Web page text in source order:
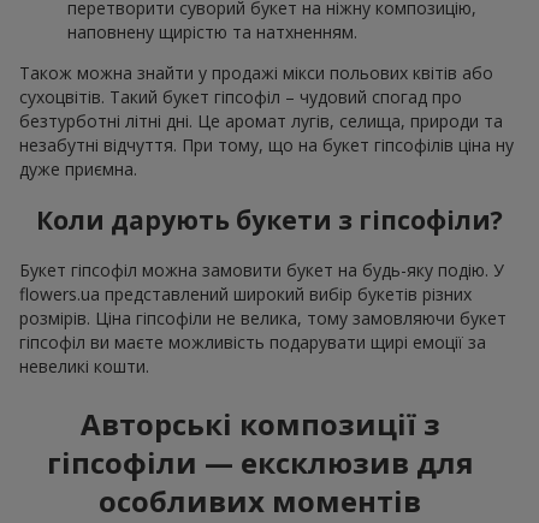
перетворити суворий букет на ніжну композицію,
наповнену щирістю та натхненням.
Також можна знайти у продажі мікси польових квітів або
сухоцвітів. Такий букет гіпсофіл – чудовий спогад про
безтурботні літні дні. Це аромат лугів, селища, природи та
незабутні відчуття. При тому, що на букет гіпсофілів ціна ну
дуже приємна.
Коли дарують букети з гіпсофіли?
Букет гіпсофіл можна замовити букет на будь-яку подію. У
flowers.ua представлений широкий вибір букетів різних
розмірів. Ціна гіпсофіли не велика, тому замовляючи букет
гіпсофіл ви маєте можливість подарувати щирі емоції за
невеликі кошти.
Авторські композиції з
гіпсофіли — ексклюзив для
особливих моментів